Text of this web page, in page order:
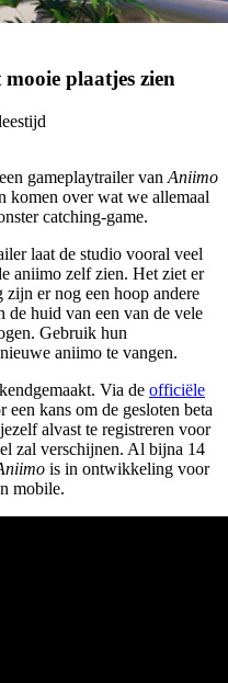
plaatjes zien
gameplaytrailer van Aniimo
komen over wat we allemaal
catching-game.
laat de studio vooral veel
aniimo zelf zien. Het ziet er
er nog een hoop andere
huid van een van de vele
Gebruik hun
aniimo te vangen.
Via de officiële
kans om de gesloten beta
alvast te registreren voor
zal verschijnen. Al bijna 14
is in ontwikkeling voor
mobile.